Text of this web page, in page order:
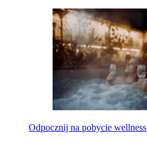
Odpocznij na pobycie wellness